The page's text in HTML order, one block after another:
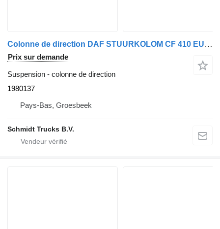
Colonne de direction DAF STUURKOLOM CF 410 EURO 6 1980137 pour camion
Prix sur demande
Suspension - colonne de direction
1980137
Pays-Bas, Groesbeek
Schmidt Trucks B.V.